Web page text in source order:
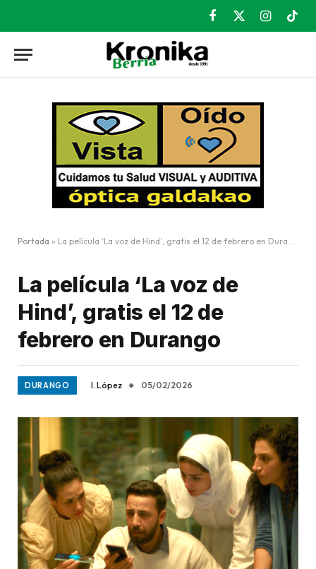
Facebook
X
Instagram
Portada » La película ‘La voz de Hind’, gratis el 12 de febrero en Durango
La película ‘La voz de
Hind’, gratis el 12 de
febrero en Durango
DURANGO I. López 05/02/2026